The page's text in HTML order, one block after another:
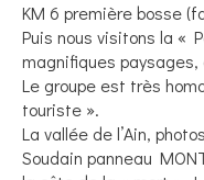
KM 6 première bosse
Puis nous visitons la «
magnifiques
Le groupe est très
touriste ».
La vallée de l’Ain,
Soudain panneau